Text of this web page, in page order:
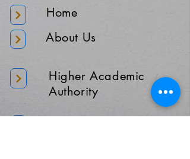
Home
About Us
Higher Academic
Authority